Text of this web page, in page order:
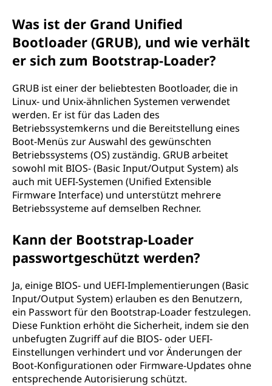
Was ist der Grand Unified
Bootloader (GRUB), und wie verhält
er sich zum Bootstrap-Loader?
GRUB ist einer der beliebtesten Bootloader, die in
Linux- und Unix-ähnlichen Systemen verwendet
werden. Er ist für das Laden des
Betriebssystemkerns und die Bereitstellung eines
Boot-Menüs zur Auswahl des gewünschten
Betriebssystems (OS) zuständig. GRUB arbeitet
sowohl mit BIOS- (Basic Input/Output System) als
auch mit UEFI-Systemen (Unified Extensible
Firmware Interface) und unterstützt mehrere
Betriebssysteme auf demselben Rechner.
Kann der Bootstrap-Loader
passwortgeschützt werden?
Ja, einige BIOS- und UEFI-Implementierungen (Basic
Input/Output System) erlauben es den Benutzern,
ein Passwort für den Bootstrap-Loader festzulegen.
Diese Funktion erhöht die Sicherheit, indem sie den
unbefugten Zugriff auf die BIOS- oder UEFI-
Einstellungen verhindert und vor Änderungen der
Boot-Konfigurationen oder Firmware-Updates ohne
entsprechende Autorisierung schützt.